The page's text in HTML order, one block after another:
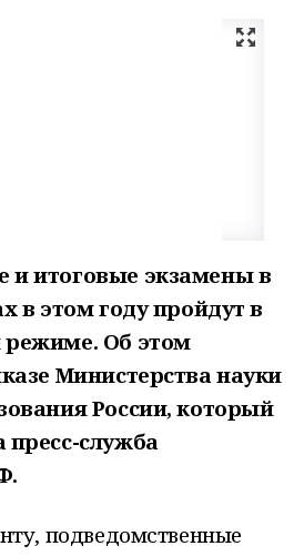
итоговые экзамены в
в этом году пройдут в
Об этом
Министерства науки
России, который
пресс-служба
подведомственные